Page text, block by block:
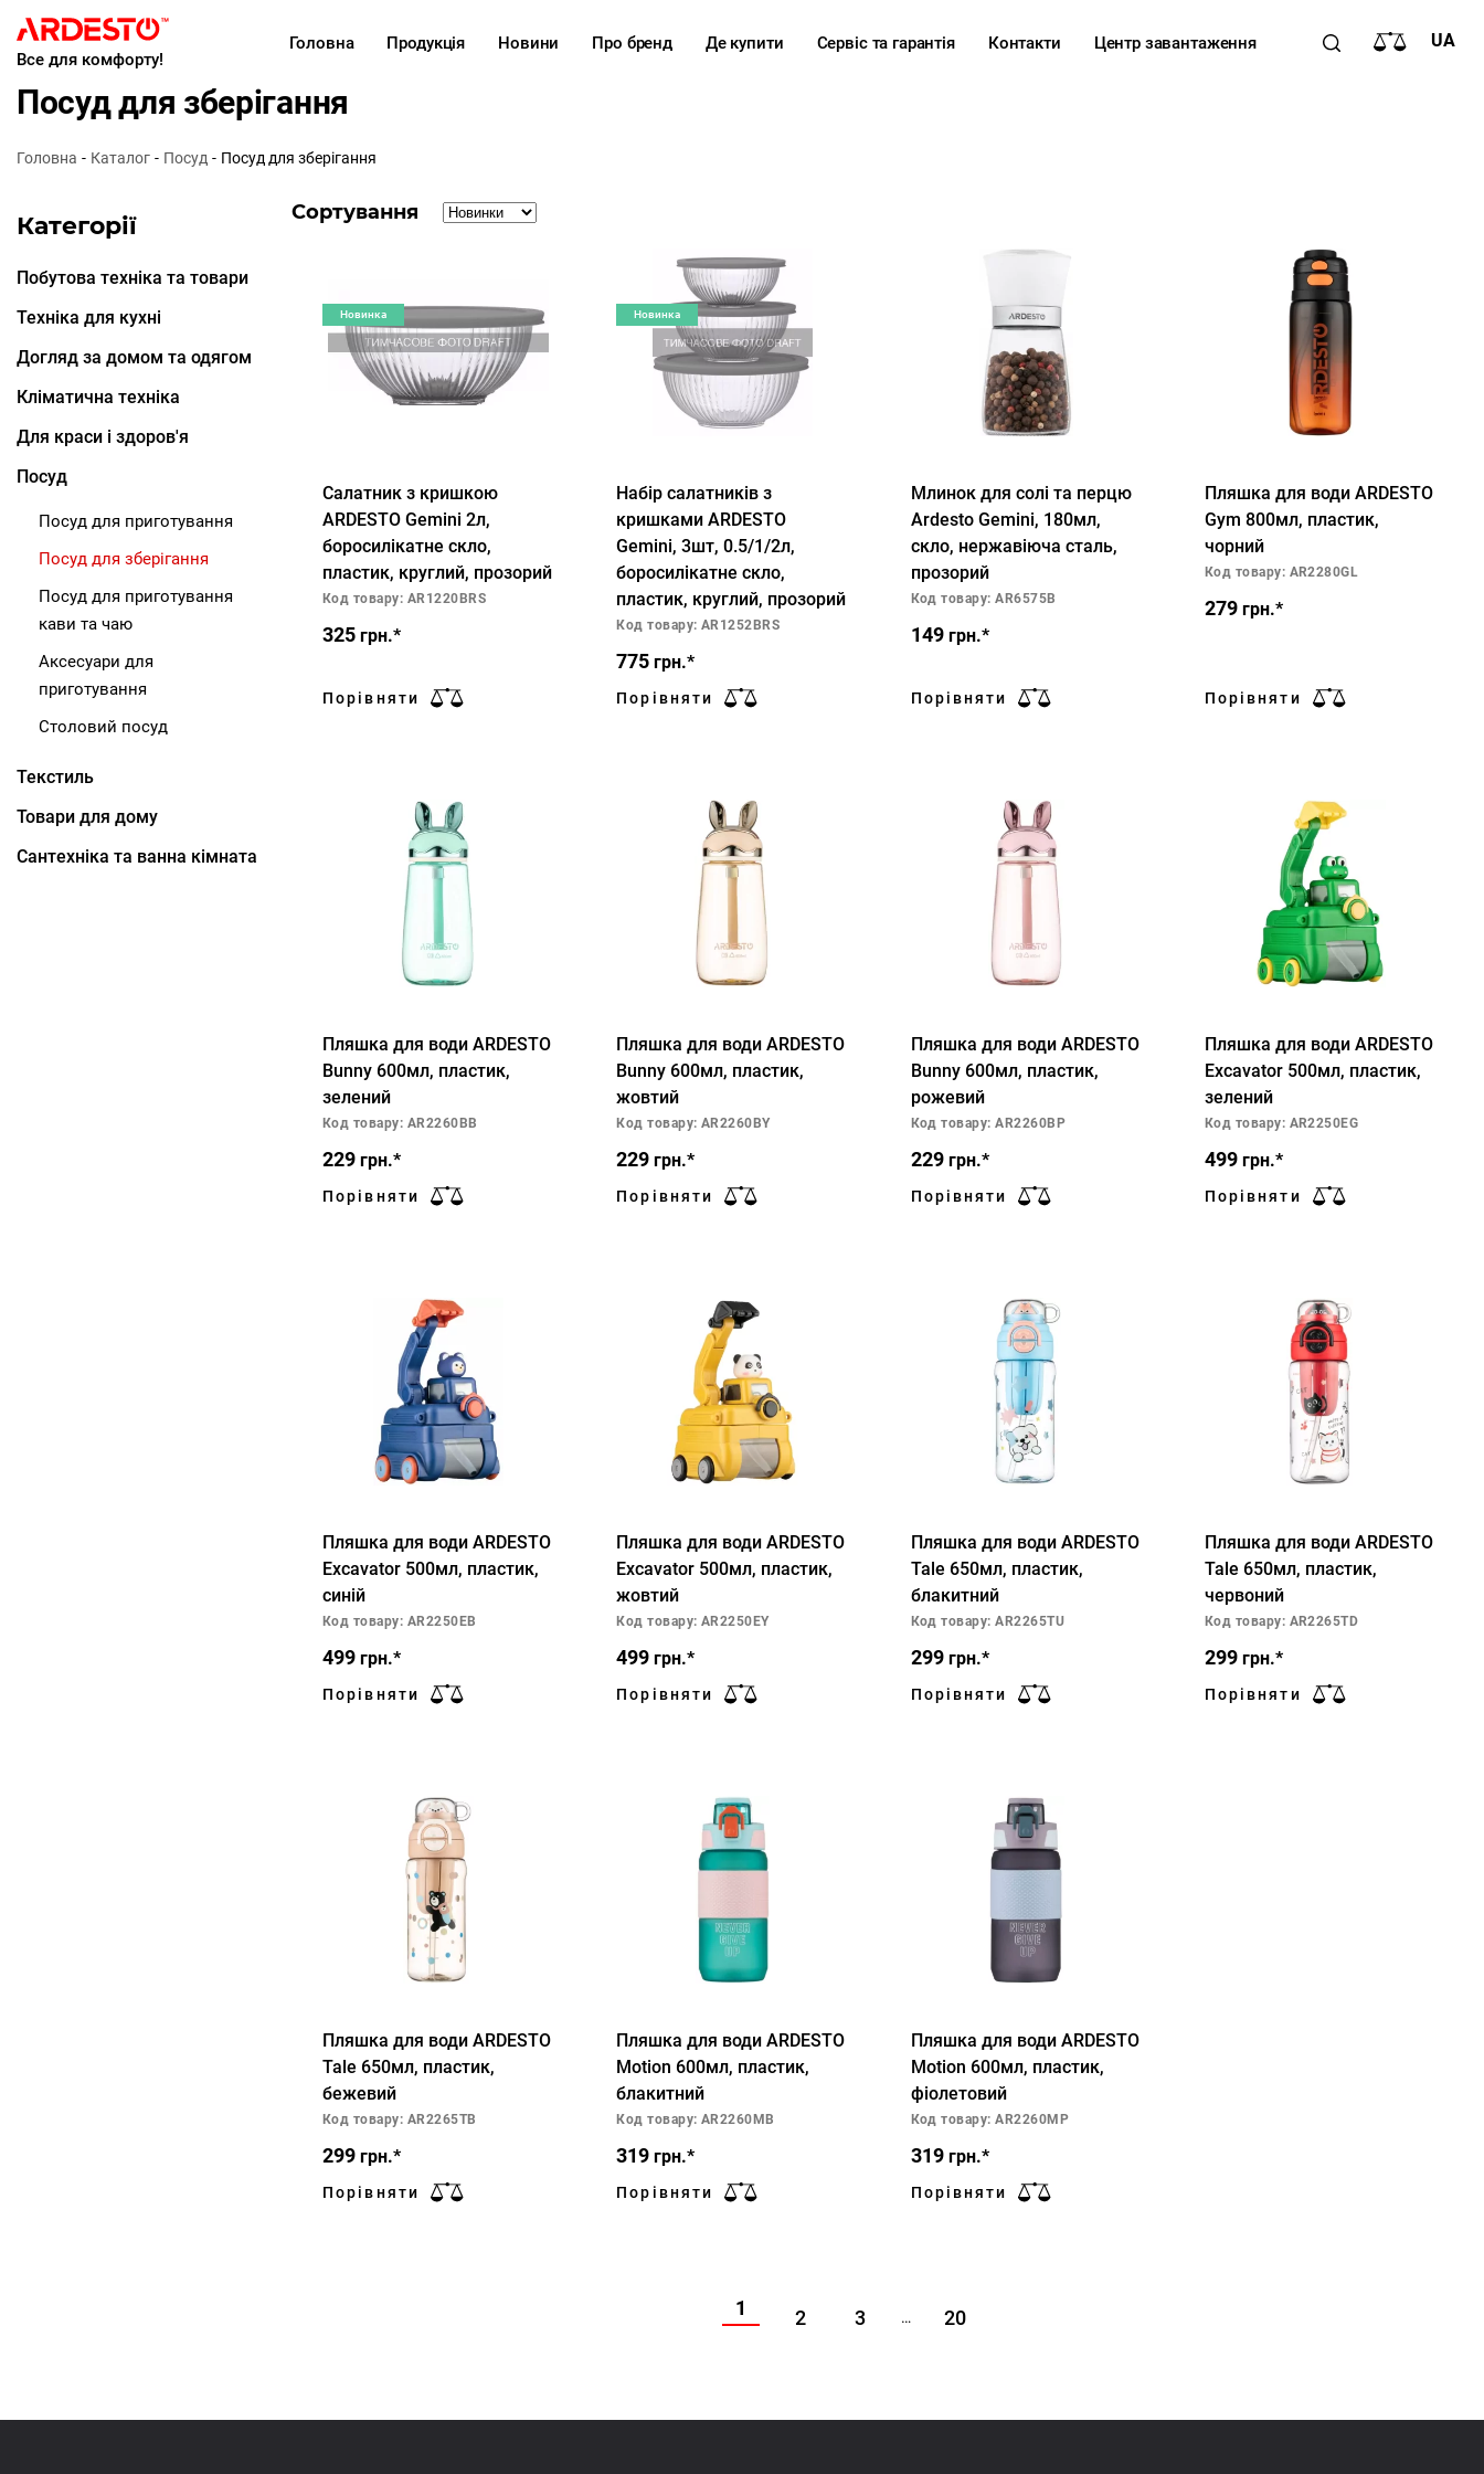
Все для комфорту!
Головна Продукція Новини Про бренд Де купити Сервіс та гарантія Контакти Центр завантаження UA
Посуд для зберігання
Головна Каталог Посуд Посуд для зберігання
Категорії
Побутова техніка та товари
Техніка для кухні
Догляд за домом та одягом
Кліматична техніка
Для краси і здоров'я
Посуд
Посуд для приготування
Посуд для зберігання
Посуд для приготування
кави та чаю
Аксесуари для
приготування
Столовий посуд
Текстиль
Товари для дому
Сантехніка та ванна кімната
Сортування
Новинка
Салатник з кришкою
ARDESTO Gemini 2л,
боросилікатне скло,
пластик, круглий, прозорий
Код товару: AR1220BRS
325 грн.*
Порівняти
Новинка
Набір салатників з
кришками ARDESTO
Gemini, 3шт, 0.5/1/2л,
боросилікатне скло,
пластик, круглий, прозорий
Код товару: AR1252BRS
775грн.*
Порівняти
Млинок для солі та перцю
Ardesto Gemini, 180мл,
скло, нержавіюча сталь,
прозорий
Код товару: AR6575B
149 грн.*
Порівняти
Пляшка для води ARDESTO
Gym 800мл, пластик,
чорний
Код товару: AR2280GL
279 грн.*
Порівняти
Пляшка для води ARDESTO
Bunny 600мл, пластик,
зелений
Код товару: AR2260BB
229 грн.*
Порівняти
Пляшка для води ARDESTO
Bunny 600мл, пластик,
жовтий
Код товару: AR2260BY
229грн.*
Порівняти
Пляшка для води ARDESTO
Bunny 600мл, пластик,
рожевий
Код товару: AR2260BP
229 грн.*
Порівняти
Пляшка для води ARDESTO
Excavator 500мл, пластик,
зелений
Код товару: AR2250EG
499 грн.*
Порівняти
Пляшка для води ARDESTO
Excavator 500мл, пластик,
синій
Код товару: AR2250EB
499 грн.*
Порівняти
Пляшка для води ARDESTO
Excavator 500мл, пластик,
жовтий
Код товару: AR2250EY
499грн.*
Порівняти
Пляшка для води ARDESTO
Tale 650мл, пластик,
блакитний
Код товару: AR2265TU
299 грн.*
Порівняти
Пляшка для води ARDESTO
Tale 650мл, пластик,
червоний
Код товару: AR2265TD
299 грн.*
Порівняти
Пляшка для води ARDESTO
Tale 650мл, пластик,
бежевий
Код товару: AR2265TB
299 грн.*
Порівняти
Пляшка для води ARDESTO
Motion 600мл, пластик,
блакитний
Код товару: AR2260MB
319грн.*
Порівняти
Пляшка для води ARDESTO
Motion 600мл, пластик,
фіолетовий
Код товару: AR2260MP
319 грн.*
Порівняти
1 2 3 … 20